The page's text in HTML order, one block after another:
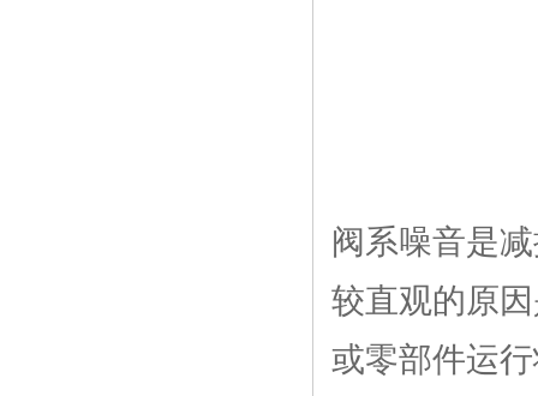
阀系噪音是
较直观的原
或零部件运